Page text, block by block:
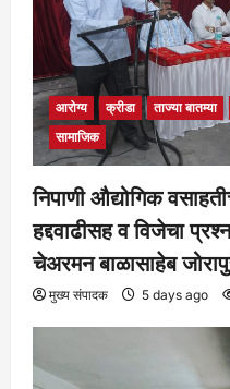
आरोग्य क्रीडा ताज्या बातम्या
सामाजिक
निपाणी औद्योगिक
हद्दवाढीसह व विजेचा
चेअरमन बाळासाहेब
मुख्य संपादक 5 days ago